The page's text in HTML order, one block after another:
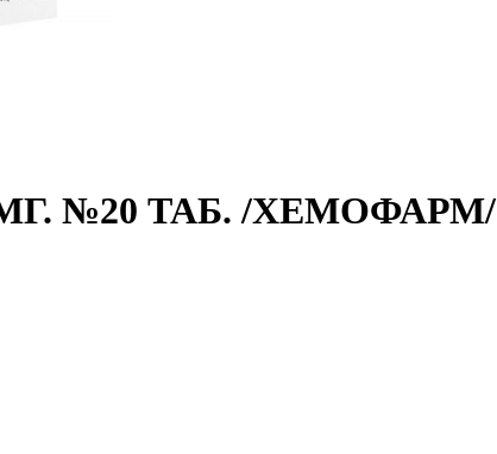
№20 ТАБ. /ХЕМОФАРМ/